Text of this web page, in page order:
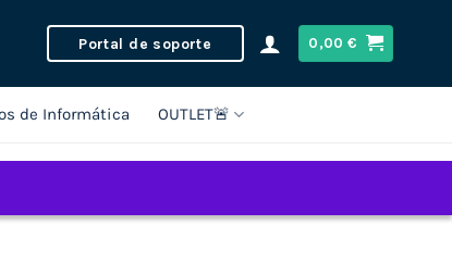
Portal de soporte 0,00€
de Informática OUTLET🚨